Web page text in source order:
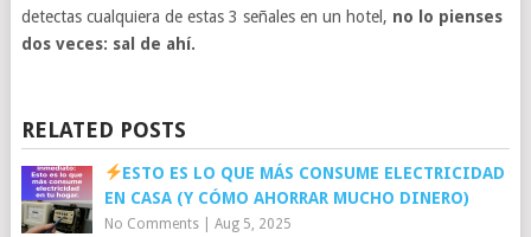
detectas cualquiera de estas 3 señales en un hotel, no lo pienses
dos veces: sal de ahí.
RELATED POSTS
ESTO ES LO QUE MÁS CONSUME ELECTRICIDAD
EN CASA (Y CÓMO AHORRAR MUCHO DINERO)
No Comments| Aug 5, 2025